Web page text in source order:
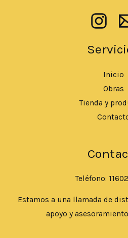
Inicio
Obras
Tienda y
Teléfono:
Estamos a una llamada de
apoyo y